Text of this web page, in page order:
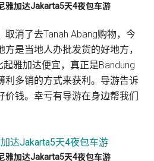
雅加达Jakarta5天4夜包车游
取消了去Tanah Abang购物，今
是当地人办批发货的好地方，
雅加达便宜，真正是Bandung
利多销的方式来获利。导游告诉
价钱。幸亏有导游在身边帮我们
雅加达Jakarta5天4夜包车游